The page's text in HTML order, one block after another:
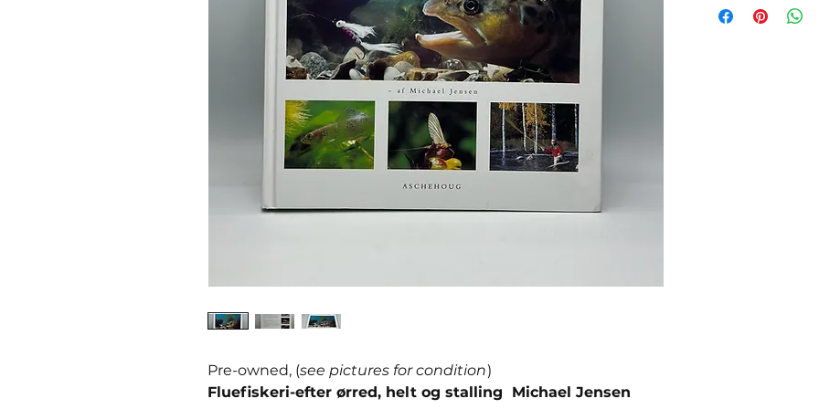
Pre-owned, (see pictures for condition)
Fluefiskeri-efter ørred, helt og stalling Michael Jensen